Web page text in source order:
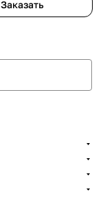
Заказать